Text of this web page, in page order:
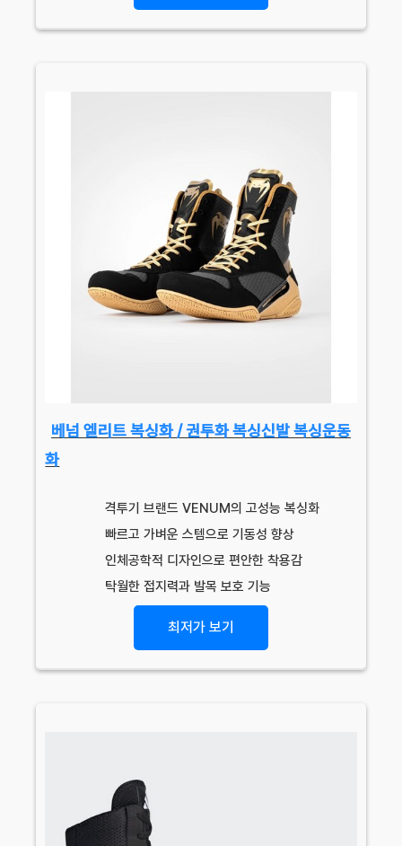
베넘 엘리트 복싱화 / 권투화 복싱신발 복싱운동
화
격투기 브랜드 VENUM의 고성능 복싱화
빠르고 가벼운 스템으로 기동성 향상
인체공학적 디자인으로 편안한 착용감
탁월한 접지력과 발목 보호 기능
최저가 보기